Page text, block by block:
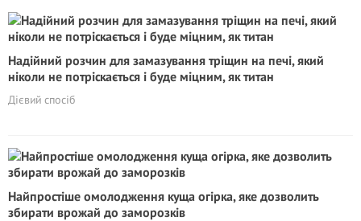
Надійний розчин для замазування тріщин на печі, який
ніколи не потріскається і буде міцним, як титан
Дієвий спосіб
Найпростіше омолодження куща огірка, яке дозволить
збирати врожай до заморозків